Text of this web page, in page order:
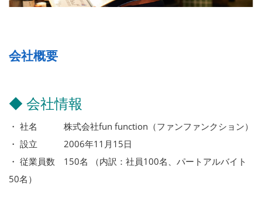
会社概要
◆ 会社情報
・ 社名 株式会社fun function（ファンファンクション）
・ 設立 2006年11月15日
・ 従業員数 150名 （内訳：社員100名、パートアルバイト
50名）